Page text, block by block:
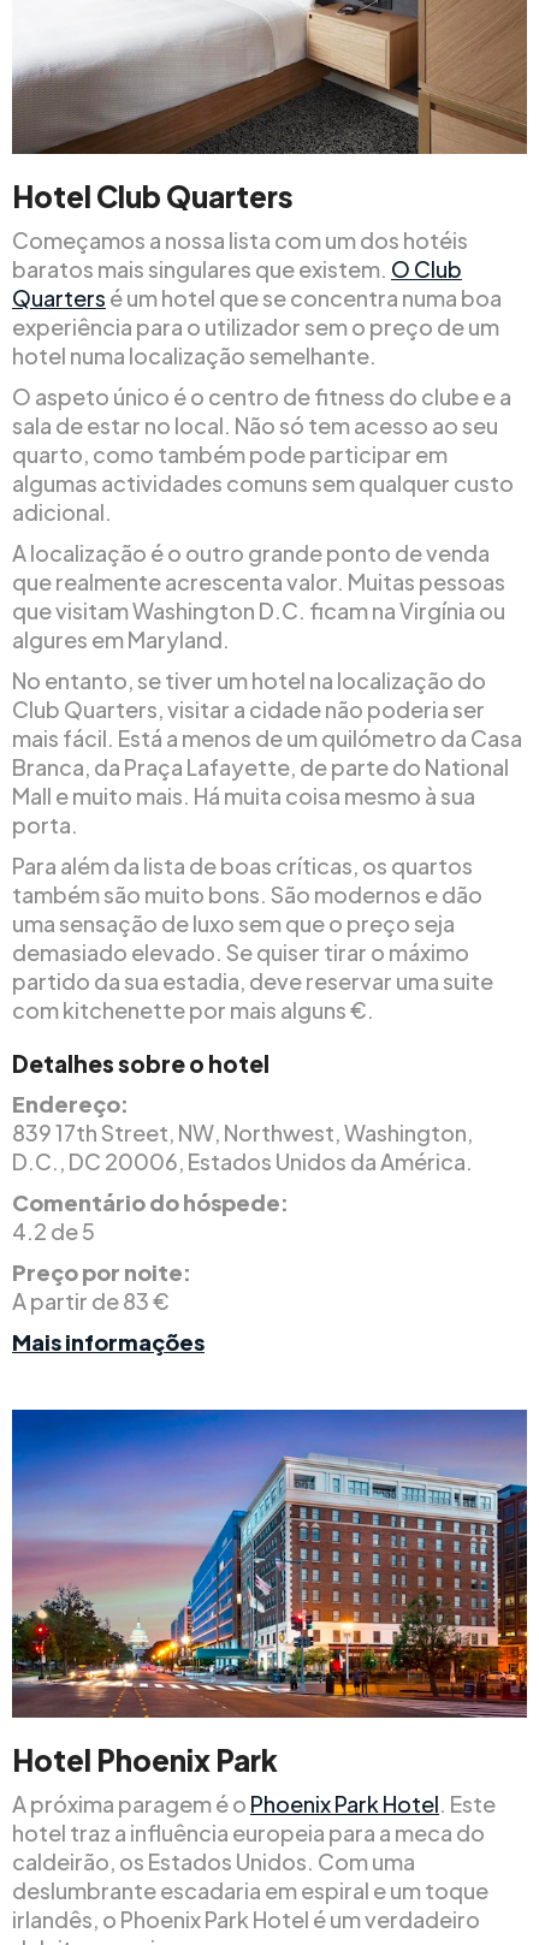
Hotel Club Quarters
Começamos a nossa lista com um dos hotéis
baratos mais singulares que existem. O Club
Quarters é um hotel que se concentra numa boa
experiência para o utilizador sem o preço de um
hotel numa localização semelhante.
O aspeto único é o centro de fitness do clube e a
sala de estar no local. Não só tem acesso ao seu
quarto, como também pode participar em
algumas actividades comuns sem qualquer custo
adicional.
A localização é o outro grande ponto de venda
que realmente acrescenta valor. Muitas pessoas
que visitam Washington D.C. ficam na Virgínia ou
algures em Maryland.
No entanto, se tiver um hotel na localização do
Club Quarters, visitar a cidade não poderia ser
mais fácil. Está a menos de um quilómetro da Casa
Branca, da Praça Lafayette, de parte do National
Mall e muito mais. Há muita coisa mesmo à sua
porta.
Para além da lista de boas críticas, os quartos
também são muito bons. São modernos e dão
uma sensação de luxo sem que o preço seja
demasiado elevado. Se quiser tirar o máximo
partido da sua estadia, deve reservar uma suite
com kitchenette por mais alguns €.
Detalhes sobre o hotel
Endereço:
839 17th Street, NW, Northwest, Washington,
D.C., DC 20006, Estados Unidos da América.
Comentário do hóspede:
4.2 de 5
Preço por noite:
A partir de 83 €
Mais informações
Hotel Phoenix Park
A próxima paragem é o Phoenix Park Hotel. Este
hotel traz a influência europeia para a meca do
caldeirão, os Estados Unidos. Com uma
deslumbrante escadaria em espiral e um toque
irlandês, o Phoenix Park Hotel é um verdadeiro